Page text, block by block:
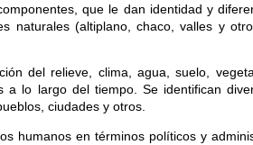
que le dan identidad y
naturales (altiplano, chaco, valles y
del relieve, clima, agua, suelo,
a lo largo del tiempo. Se identifican
ciudades y otros.
humanos en términos políticos y